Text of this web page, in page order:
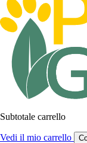
Subtotale carrello
Vedi il mio carrello